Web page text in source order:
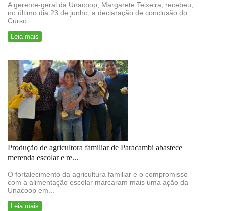
A gerente-geral da Unacoop, Margarete Teixeira, recebeu,
no último dia 23 de junho, a declaração de conclusão do
Curso...
Leia mais
Produção de agricultora familiar de Paracambi abastece
merenda escolar e re...
O fortalecimento da agricultura familiar e o compromisso
com a alimentação escolar marcaram mais uma ação da
Unacoop em...
Leia mais